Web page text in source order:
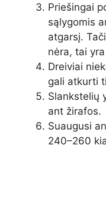
Priešingai
sąlygomis
atgarsį.
nėra, tai
Dreiviai
gali atkurti
Slankstelių
ant žirafos.
Suaugusi
240–260